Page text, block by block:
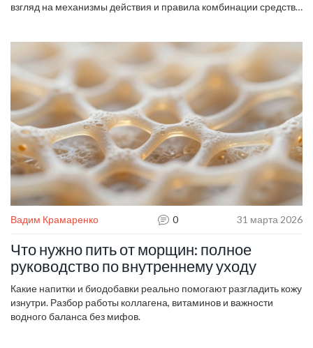
взгляд на механизмы действия и правила комбинации средств
Вадим Крамаренко 0 31 марта 2026
Что нужно пить от морщин: полное
руководство по внутреннему уходу
Какие напитки и биодобавки реально помогают разгладить кожу
изнутри. Разбор работы коллагена, витаминов и важности
водного баланса без мифов.